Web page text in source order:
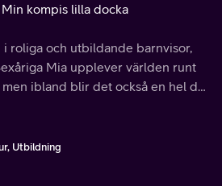
kompis lilla docka
i roliga och utbildande barnvisor,
Mia upplever världen runt
ibland blir det också en hel del
Utbildning